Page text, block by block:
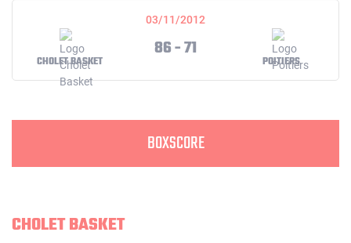
03/11/2012
CHOLET BASKET
86 - 71
POITIERS
BOXSCORE
CHOLET BASKET